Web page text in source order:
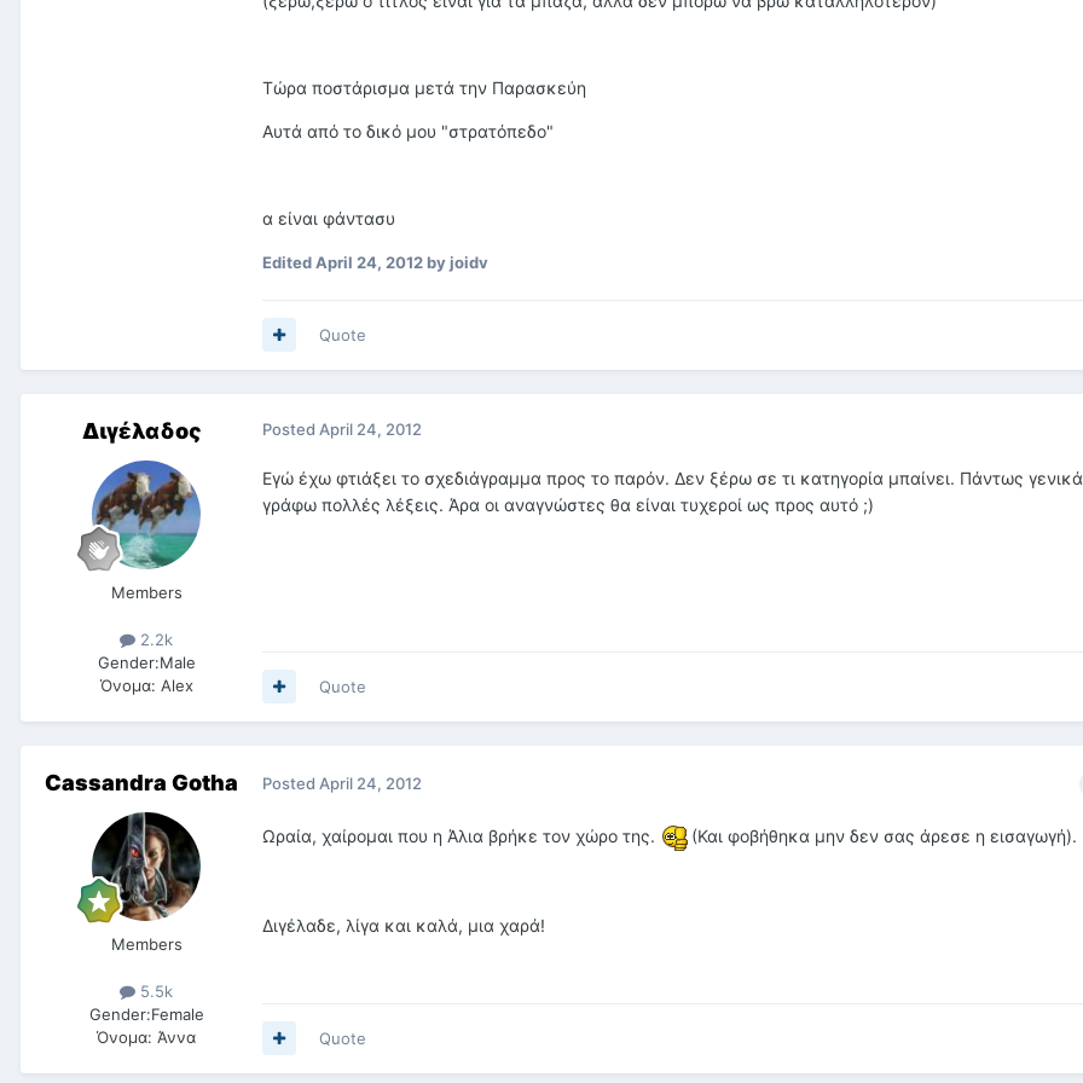
Τώρα ποστάρισμα μετά την Παρασκεύη
Αυτά από το δικό μου "στρατόπεδο"
α είναι φάντασυ
EditedApril 24, 2012by joidv
Quote
Διγέλαδος
Members
2.2k
Gender:Male
Όνομα: Alex
Posted April 24, 2012
Εγώ έχω φτιάξει το σχεδιάγραμμα προς το παρόν. Δεν ξέρω σε τι κατηγορία μπαίνει. Πάντως
γράφω πολλές λέξεις. Άρα οι αναγνώστες θα είναι τυχεροί ως προς αυτό ;)
Quote
Cassandra Gotha
Members
5.5k
Gender:Female
Όνομα: Άννα
Posted April 24, 2012
Ωραία, χαίρομαι που η Άλια βρήκε τον χώρο της. (Και φοβήθηκα μην δεν σας άρεσε η εισαγωγή).
Διγέλαδε, λίγα και καλά, μια χαρά!
Quote